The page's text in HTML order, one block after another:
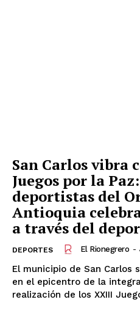
San Carlos vibra
Juegos por la
deportistas del
Antioquia
a través del
DEPORTES El Rionegrero -
El municipio de San Carlos
en el epicentro de la
realización de los XXIII